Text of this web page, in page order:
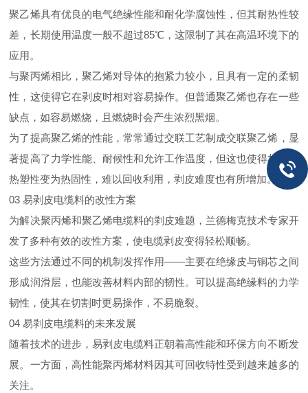
聚乙烯具有优良的电气绝缘性能和耐化学腐蚀性，但其耐热性较
差，长期使用温度一般不超过85℃，这限制了其在高温环境下的
应用。
与聚丙烯相比，聚乙烯对导体的抱紧力较小，且具有一定的柔韧
性，这使得它在剥皮时相对容易操作。但普通聚乙烯也存在一些
缺点，如容易燃烧，且燃烧时会产生浓烈黑烟。
为了提高聚乙烯的性能，常常通过交联工艺制成交联聚乙烯，显
著提高了力学性能、耐候性和允许工作温度，但这也使得材料由
热塑性变为热固性，难以回收利用，剥皮难度也有所增加。
03易剥皮电缆料的改性方案
为解决聚丙烯和聚乙烯电缆料的剥皮难题，兰德梅克技术专家开
发了多种有效的改性方案，使电缆剥皮变得轻松顺畅。
这些方法通过不同的机制发挥作用——主要在绝缘皮与铜芯之间
形成润滑层，也能改善材料内部的韧性。可以提高绝缘料的力学
韧性，使其在切割时更易操作，不易脆裂。
04易剥皮电缆料的未来发展
随着技术的进步，易剥皮电缆料正朝着高性能和环保方向不断发
展。一方面，高性能聚丙烯材料因其可回收特性受到越来越多的
关注。